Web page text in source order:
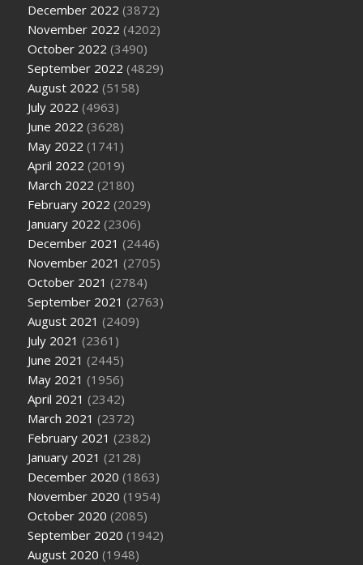
December 2022 (3872)
November 2022 (4202)
October 2022 (3490)
September 2022 (4829)
August 2022 (5158)
July 2022 (4963)
June 2022 (3628)
May 2022 (1741)
April 2022 (2019)
March 2022 (2180)
February 2022 (2029)
January 2022 (2306)
December 2021 (2446)
November 2021 (2705)
October 2021 (2784)
September 2021 (2763)
August 2021 (2409)
July 2021 (2361)
June 2021 (2445)
May 2021 (1956)
April 2021 (2342)
March 2021 (2372)
February 2021 (2382)
January 2021 (2128)
December 2020 (1863)
November 2020 (1954)
October 2020 (2085)
September 2020 (1942)
August 2020 (1948)